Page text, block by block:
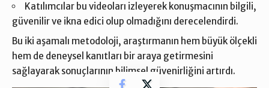
Katılımcılar bu videoları izleyerek konuşmacının bilgili,
güvenilir ve ikna edici olup olmadığını derecelendirdi.
Bu iki aşamalı metodoloji, araştırmanın hem büyük ölçekli
hem de deneysel kanıtları bir araya getirmesini
sağlayarak sonuçlarının bilimsel güvenirliğini artırdı.